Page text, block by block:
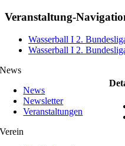
Facebook
X
WhatsApp
Telegram
Veranstaltung-
Wasserball I 2.
Wasserball I 2.
News
News
Newsletter
Veranstaltungen
Verein